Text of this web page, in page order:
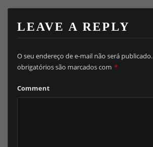
LEAVE A REPLY
O seu endereço de e-mail não será publicado.
obrigatórios são marcados com *
Comment